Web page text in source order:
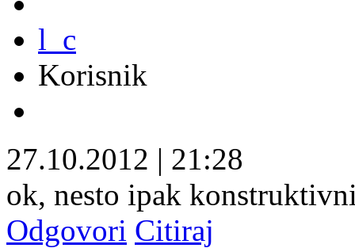
l_c
Korisnik
27.10.2012 | 21:28
ok, nesto ipak
Odgovori Citiraj